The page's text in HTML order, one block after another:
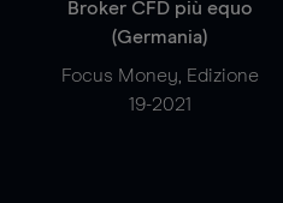
Broker CFD più equo
(Germania)
Focus Money, Edizione
19-2021